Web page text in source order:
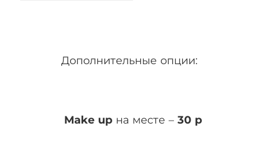
Дополнительные опции:
Make upна месте –30 р